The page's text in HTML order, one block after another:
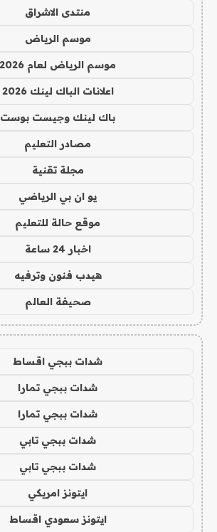
منتدى الاشراق
موسم الرياض
موسم الرياض لعام 2026
اعلانات الباك لينك 2026
باك لينك وجيست بوست
مصادر التعليم
مجلة تقنية
يو ان بي الرياضي
موقع حالة للتعليم
اخبار 24 ساعة
هيدب فنون وترفيه
صحيفة العالم
شدات ببجي اقساط
شدات ببجي تمارا
شدات ببجي تمارا
شدات ببجي تابي
شدات ببجي تابي
ايتونز امريكي
ايتونز سعودي اقساط